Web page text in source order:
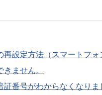
設定方法（スマートフォ
ません。
番号がわからなくなりま